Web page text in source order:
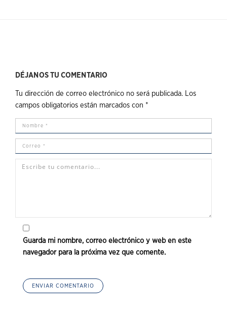
DÉJANOS TU COMENTARIO
Tu dirección de correo electrónico no será publicada.
Los
campos obligatorios están marcados con *
Guarda mi nombre, correo electrónico y web en este
navegador para la próxima vez que comente.